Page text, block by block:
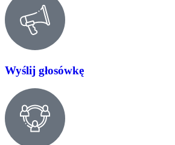
Wyślij głosówkę